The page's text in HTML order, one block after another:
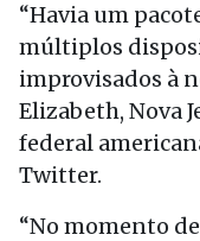
“Havia um
múltiplos
improvisados à
Elizabeth, Nova
federal
Twitter.
“No momento